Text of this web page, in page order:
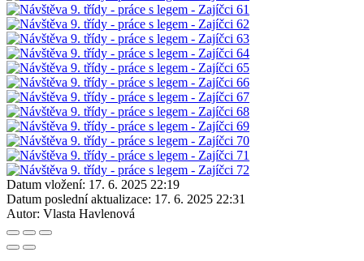
Datum vložení: 17. 6. 2025 22:19
Datum poslední aktualizace: 17. 6. 2025 22:31
Autor: Vlasta Havlenová